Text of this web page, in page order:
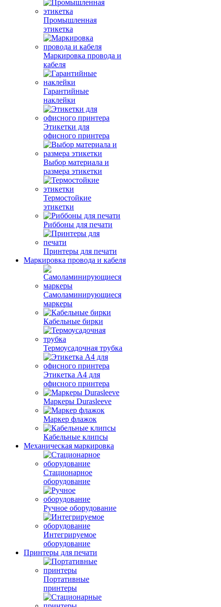
Промышленная
этикетка
Маркировка провода и
кабеля
Гарантийные
наклейки
Этикетки для
офисного принтера
Выбор материала и
размера этикетки
Термостойкие
этикетки
Риббоны для печати
Принтеры для печати
Маркировка провода и кабеля
Самоламинирующиеся
маркеры
Кабельные бирки
Термоусадочная трубка
Этикетка А4 для
офисного принтера
Маркеры Durasleeve
Маркер флажок
Кабельные клипсы
Механическая маркировка
Стационарное
оборудование
Ручное оборудование
Интегрируемое
оборудование
Принтеры для печати
Портативные
принтеры